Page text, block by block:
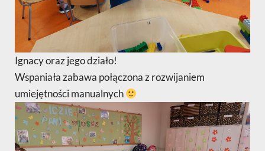
Ignacy oraz jego działo!
Wspaniała zabawa połączona z rozwijaniem
umiejętności manualnych